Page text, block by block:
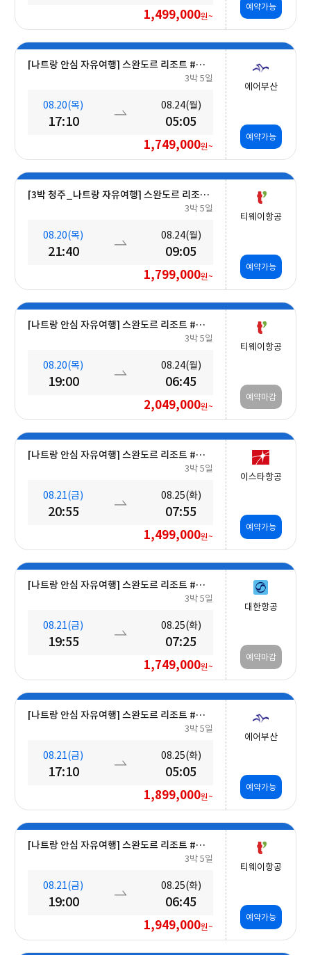
1,499,000원~
예약가능
[나트랑 안심 자유여행] 스완도르 리조트 #올인크루시브+오션뷰+미니바 5일
3박 5일
08.20(목)
17:10
08.24(월)
05:05
1,749,000원~
에어부산
예약가능
[3박 청주_나트랑 자유여행] 스완도르 리조트 #올인크루시브+오션뷰+미니바포함 5일
3박 5일
08.20(목)
21:40
08.24(월)
09:05
1,799,000원~
티웨이항공
예약가능
[나트랑 안심 자유여행] 스완도르 리조트 #올인크루시브+오션뷰+미니바 5일
3박 5일
08.20(목)
19:00
08.24(월)
06:45
2,049,000원~
티웨이항공
예약마감
[나트랑 안심 자유여행] 스완도르 리조트 #올인크루시브+오션뷰+밤 10시 레체포함+미니바1회 5일
3박 5일
08.21(금)
20:55
08.25(화)
07:55
1,499,000원~
이스타항공
예약가능
[나트랑 안심 자유여행] 스완도르 리조트 #올인크루시브+오션뷰+미니바 5일
3박 5일
08.21(금)
19:55
08.25(화)
07:25
1,749,000원~
대한항공
예약마감
[나트랑 안심 자유여행] 스완도르 리조트 #올인크루시브+오션뷰+미니바 5일
3박 5일
08.21(금)
17:10
08.25(화)
05:05
1,899,000원~
에어부산
예약가능
[나트랑 안심 자유여행] 스완도르 리조트 #올인크루시브+오션뷰+미니바 5일
3박 5일
08.21(금)
19:00
08.25(화)
06:45
1,949,000원~
티웨이항공
예약가능